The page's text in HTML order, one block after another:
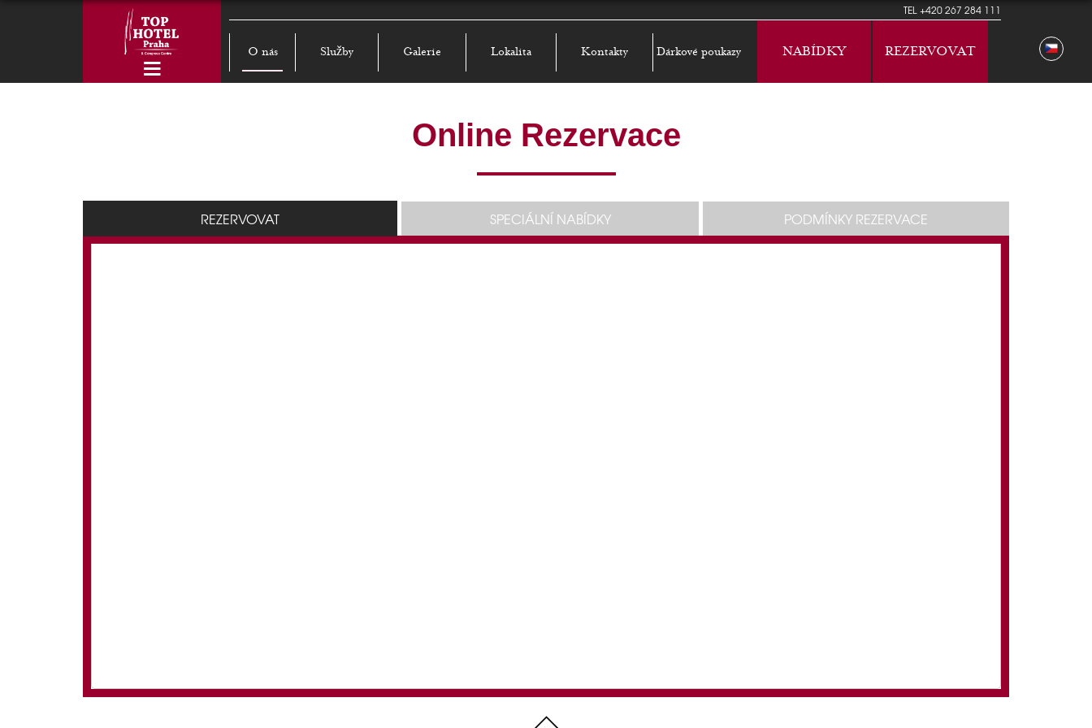
TEL+420 267 284 111
O nás Služby Galerie Lokalita Kontakty Dárkové poukazy NABÍDKY REZERVOVAT
Online Rezervace
REZERVOVAT SPECIÁLNÍ NABÍDKY PODMÍNKY REZERVACE